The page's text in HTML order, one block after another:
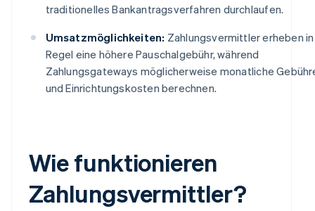
traditionelles Bankantragsverfahren durchlaufen.
Umsatzmöglichkeiten: Zahlungsvermittler erheben
Regel eine höhere Pauschalgebühr, während
Zahlungsgateways möglicherweise monatliche
und Einrichtungskosten berechnen.
Wie funktionieren
Zahlungsvermittler?